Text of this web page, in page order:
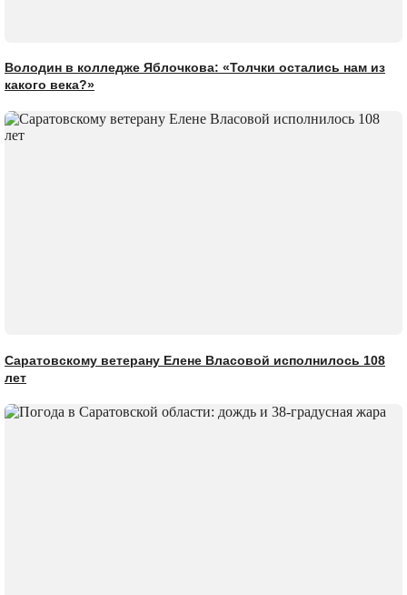
Володин в колледже Яблочкова: «Толчки остались нам из
какого века?»
Саратовскому ветерану Елене Власовой исполнилось 108
лет